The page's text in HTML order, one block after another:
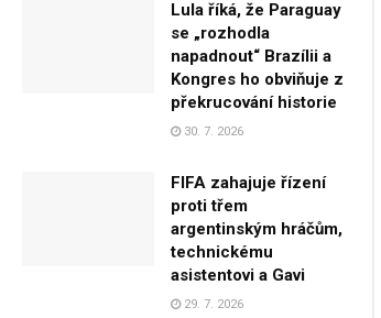
Lula říká, že Paraguay
se „rozhodla
napadnout“ Brazílii a
Kongres ho obviňuje z
překrucování historie
30. 7. 2026
FIFA zahajuje řízení
proti třem
argentinským hráčům,
technickému
asistentovi a Gavi
29. 7. 2026